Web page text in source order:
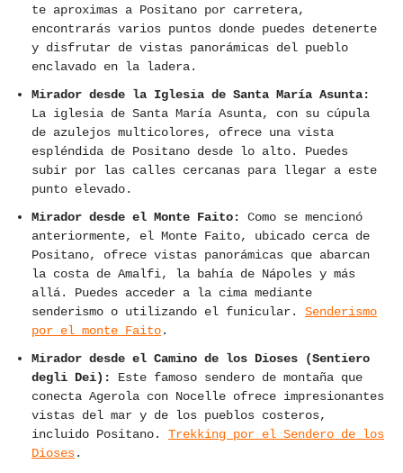
te aproximas a Positano por carretera,
encontrarás varios puntos donde puedes detenerte
y disfrutar de vistas panorámicas del pueblo
enclavado en la ladera.
Mirador desde la Iglesia de Santa María Asunta:
La iglesia de Santa María Asunta, con su cúpula
de azulejos multicolores, ofrece una vista
espléndida de Positano desde lo alto. Puedes
subir por las calles cercanas para llegar a este
punto elevado.
Mirador desde el Monte Faito:
Como se mencionó
anteriormente, el Monte Faito, ubicado cerca de
Positano, ofrece vistas panorámicas que abarcan
la costa de Amalfi, la bahía de Nápoles y más
allá. Puedes acceder a la cima mediante
senderismo o utilizando el funicular. Senderismo
por el monte Faito.
Mirador desde el Camino de los Dioses (Sentiero
degli Dei):
Este famoso sendero de montaña que
conecta Agerola con Nocelle ofrece impresionantes
vistas del mar y de los pueblos costeros,
incluido Positano. Trekking por el Sendero de los
Dioses.